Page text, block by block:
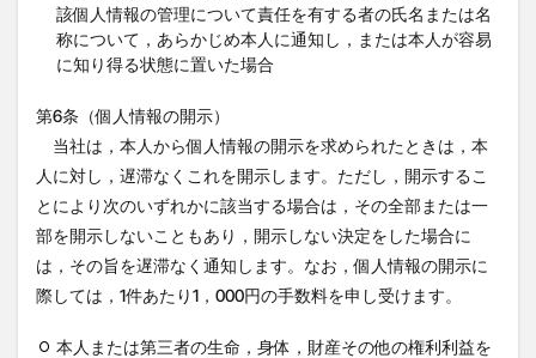
該個人情報の管理について責任を有する者の氏名または名
称について，あらかじめ本人に通知し，または本人が容易
に知り得る状態に置いた場合
第6条（個人情報の開示）
当社は，本人から個人情報の開示を求められたときは，本
人に対し，遅滞なくこれを開示します。ただし，開示するこ
とにより次のいずれかに該当する場合は，その全部または一
部を開示しないこともあり，開示しない決定をした場合に
は，その旨を遅滞なく通知します。なお，個人情報の開示に
際しては，1件あたり1，000円の手数料を申し受けます。
本人または第三者の生命，身体，財産その他の権利利益を